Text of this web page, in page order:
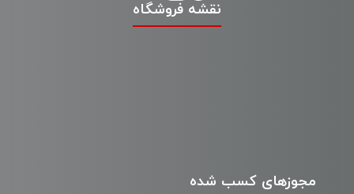
مجوزهای کسب شده
نقشه فروشگاه